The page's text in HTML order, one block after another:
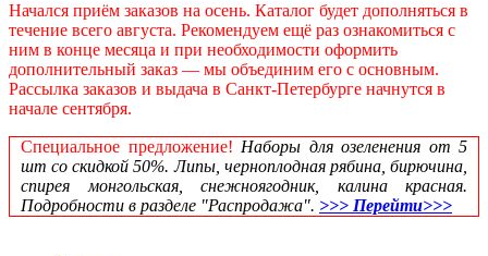
Начался приём заказов на осень. Каталог будет дополняться в
течение всего августа. Рекомендуем ещё раз ознакомиться с
ним в конце месяца и при необходимости оформить
дополнительный заказ — мы объединим его с основным.
Рассылка заказов и выдача в Санкт‑Петербурге начнутся в
начале сентября.
Специальное предложение! Наборы для озеленения от 5
шт со скидкой 50%. Липы, черноплодная рябина, бирючина,
спирея монгольская, снежноягодник, калина красная.
Подробности в разделе "Распродажа". >>> Перейти>>>